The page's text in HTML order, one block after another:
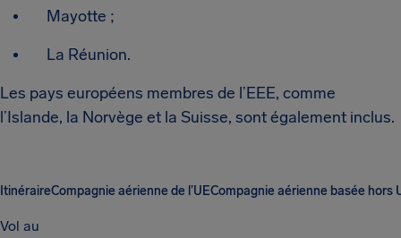
Mayotte ;
La Réunion.
Les pays européens membres de l’EEE, comme
l’Islande, la Norvège et la Suisse, sont également inclus.
ItinéraireCompagnie aérienne de l’UECompagnie aérienne basée hors
Vol au